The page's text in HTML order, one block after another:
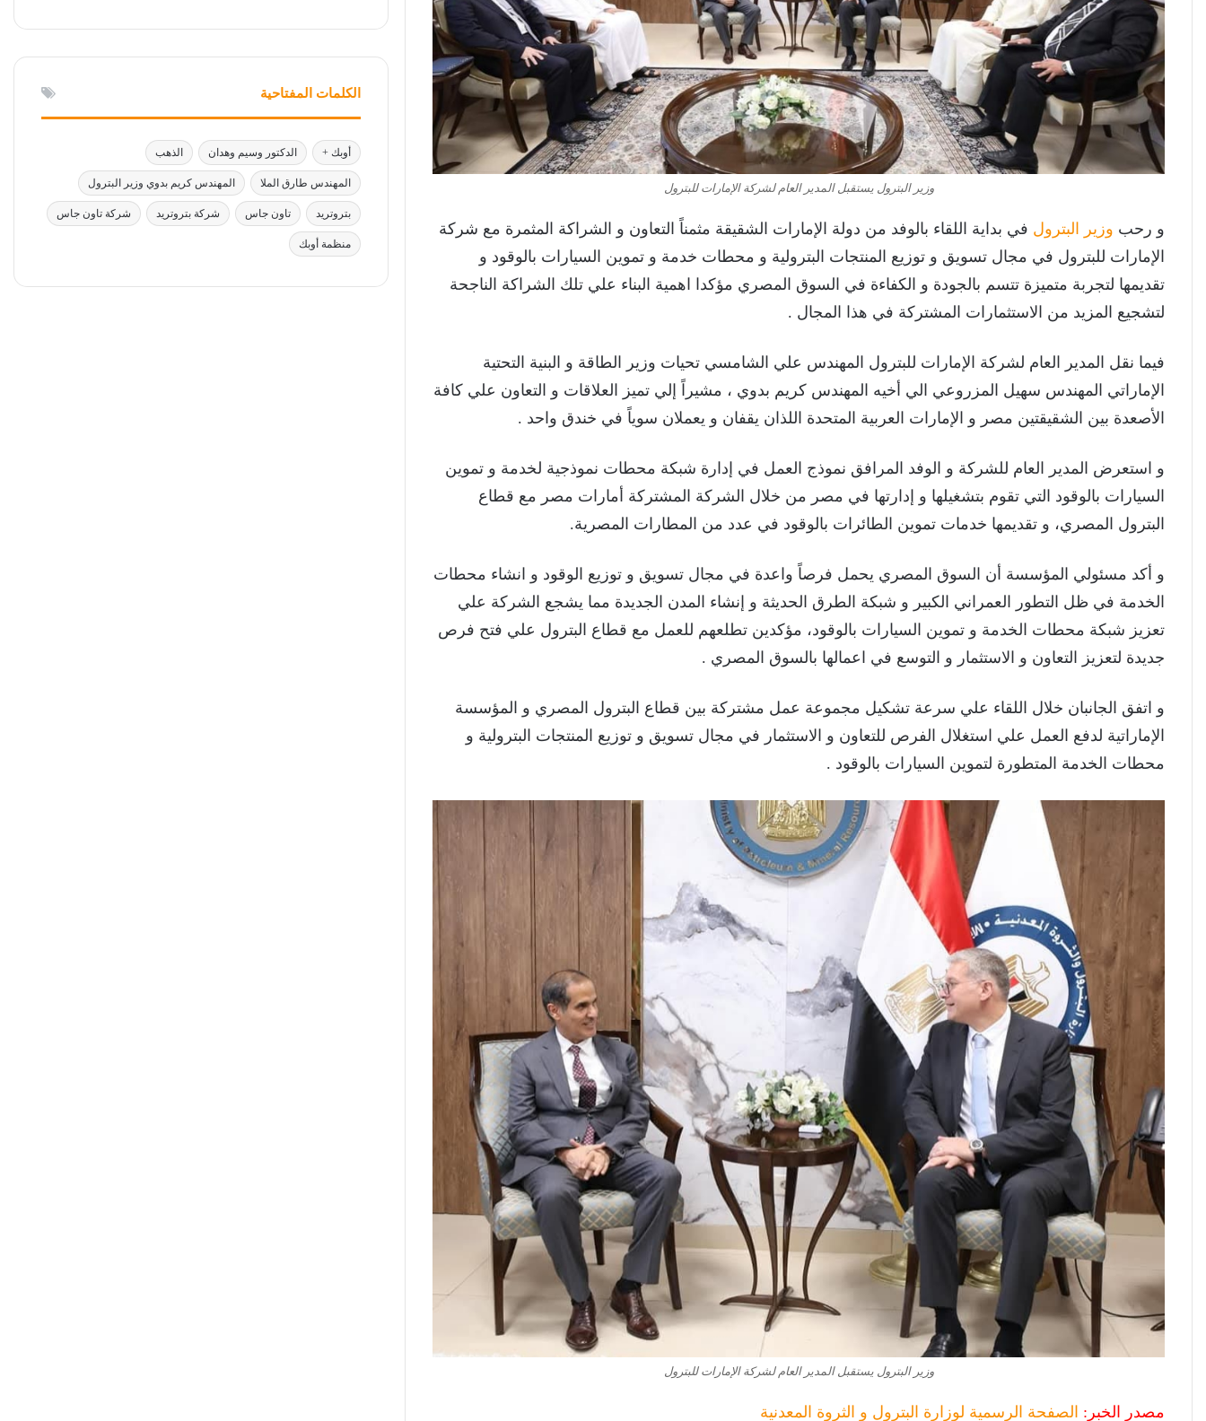
وزير البترول يستقبل المدير العام لشركة الإمارات للبترول
و رحب وزير البترول في بداية اللقاء بالوفد من دولة الإمارات الشقيقة مثمناً التعاون و الشراكة المثمرة مع شركة
الإمارات للبترول في مجال تسويق و توزيع المنتجات البترولية و محطات خدمة و تموين السيارات بالوقود و
تقديمها لتجربة متميزة تتسم بالجودة و الكفاءة في السوق المصري مؤكدا اهمية البناء علي تلك الشراكة الناجحة
لتشجيع المزيد من الاستثمارات المشتركة في هذا المجال .
فيما نقل المدير العام لشركة الإمارات للبترول المهندس علي الشامسي تحيات وزير الطاقة و البنية التحتية
الإماراتي المهندس سهيل المزروعي الي أخيه المهندس كريم بدوي ، مشيراً إلي تميز العلاقات و التعاون علي كافة
الأصعدة بين الشقيقتين مصر و الإمارات العربية المتحدة اللذان يقفان و يعملان سوياً في خندق واحد .
و استعرض المدير العام للشركة و الوفد المرافق نموذج العمل في إدارة شبكة محطات نموذجية لخدمة و تموين
السيارات بالوقود التي تقوم بتشغيلها و إدارتها في مصر من خلال الشركة المشتركة أمارات مصر مع قطاع
البترول المصري، و تقديمها خدمات تموين الطائرات بالوقود في عدد من المطارات المصرية.
و أكد مسئولي المؤسسة أن السوق المصري يحمل فرصاً واعدة في مجال تسويق و توزيع الوقود و انشاء محطات
الخدمة في ظل التطور العمراني الكبير و شبكة الطرق الحديثة و إنشاء المدن الجديدة مما يشجع الشركة علي
تعزيز شبكة محطات الخدمة و تموين السيارات بالوقود، مؤكدين تطلعهم للعمل مع قطاع البترول علي فتح فرص
جديدة لتعزيز التعاون و الاستثمار و التوسع في اعمالها بالسوق المصري .
و اتفق الجانبان خلال اللقاء علي سرعة تشكيل مجموعة عمل مشتركة بين قطاع البترول المصري و المؤسسة
الإماراتية لدفع العمل علي استغلال الفرص للتعاون و الاستثمار في مجال تسويق و توزيع المنتجات البترولية و
محطات الخدمة المتطورة لتموين السيارات بالوقود .
وزير البترول يستقبل المدير العام لشركة الإمارات للبترول
مصدر الخبر: الصفحة الرسمية لوزارة البترول و الثروة المعدنية
الكلمات المفتاحية
أوبك + الدكتور وسيم وهدان الذهب
المهندس طارق الملا المهندس كريم بدوي وزير البترول
بتروتريد تاون جاس شركة بتروتريد شركة تاون جاس
منظمة أوبك